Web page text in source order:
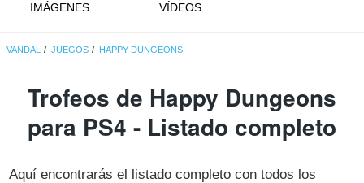
IMÁGENES
VÍDEOS
VANDAL JUEGOS HAPPY DUNGEONS
Trofeos de Happy Dungeons
para PS4 - Listado completo
Aquí encontrarás el listado completo con todos los